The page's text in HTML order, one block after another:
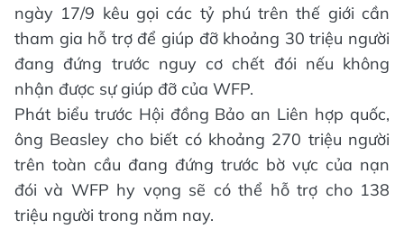
ngày 17/9 kêu gọi các tỷ phú trên thế giới cần
tham gia hỗ trợ để giúp đỡ khoảng 30 triệu người
đang đứng trước nguy cơ chết đói nếu không
nhận được sự giúp đỡ của WFP.
Phát biểu trước Hội đồng Bảo an Liên hợp quốc,
ông Beasley cho biết có khoảng 270 triệu người
trên toàn cầu đang đứng trước bờ vực của nạn
đói và WFP hy vọng sẽ có thể hỗ trợ cho 138
triệu người trong năm nay.